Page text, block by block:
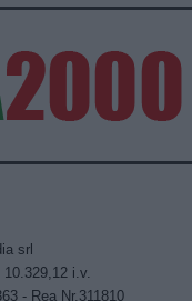
srl
10.329,12 i.v.
- Rea Nr.311810